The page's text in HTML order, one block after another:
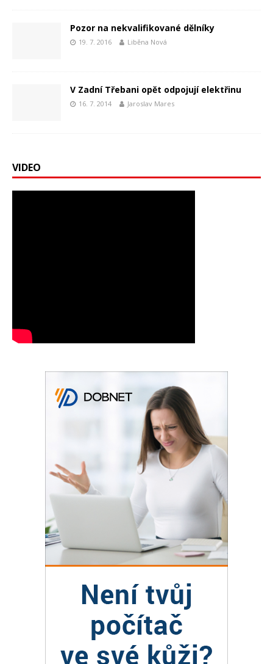
Pozor na nekvalifikované dělníky
19. 7. 2016 Liběna Nová
V Zadní Třebani opět odpojují elektřinu
16. 7. 2014 Jaroslav Mares
VIDEO